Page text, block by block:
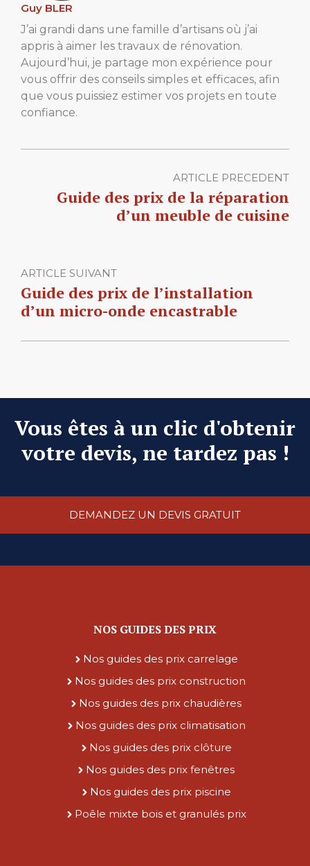
Guy BLER
J’ai grandi dans une famille d’artisans où j’ai
appris à aimer les travaux de rénovation.
Aujourd’hui, je partage mon expérience pour
vous offrir des conseils simples et efficaces, afin
que vous puissiez estimer vos projets en toute
confiance.
ARTICLE PRECEDENT
Guide des prix de la réparation
d’un meuble de cuisine
ARTICLE SUIVANT
Guide des prix de l’installation
d’un micro-onde encastrable
Vous êtes à un clic d'obtenir
votre devis, ne tardez pas !
DEMANDEZ UN DEVIS GRATUIT
NOS GUIDES DES PRIX
Nos guides des prix carrelage
Nos guides des prix construction
Nos guides des prix chaudières
Nos guides des prix climatisation
Nos guides des prix clôture
Nos guides des prix fenêtres
Nos guides des prix piscine
Poêle mixte bois et granulés prix